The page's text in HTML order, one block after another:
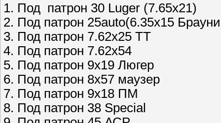
1. Под патрон 30 Luger (7.65х21)
2. Под патрон 25auto(6.35х15
3. Под патрон 7.62х25 ТТ
4. Под патрон 7.62х54
5. Под патрон 9х19 Люгер
6. Под патрон 8х57 маузер
7. Под патрон 9х18 ПМ
8. Под патрон 38 Special